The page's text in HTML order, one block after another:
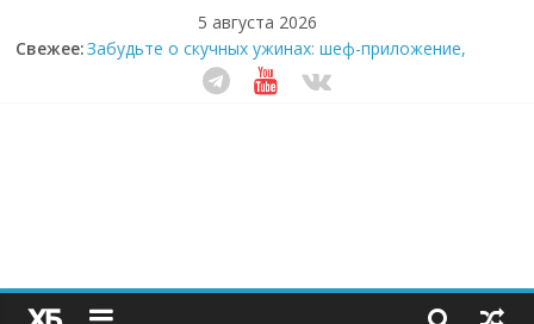
5 августа 2026
Свежее:Забудьте о скучных ужинах: шеф-приложение,
которое видит вашу еду насквозь
Небо зовёт: как бизнес на полётах дронов и
Секрет супергидратации: почему кокосовая вода с
пребиотиками становится главным трендом